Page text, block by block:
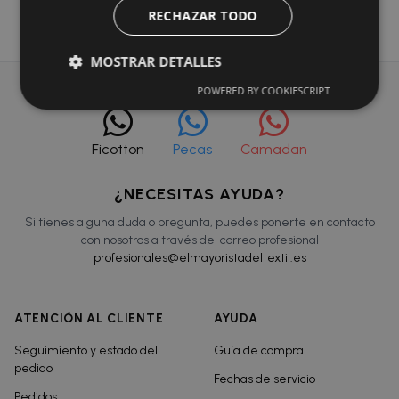
Ficotton Pecas Camadan
¿NECESITAS AYUDA?
Si tienes alguna duda o pregunta, puedes ponerte en contacto
con nosotros a través del correo profesional
profesionales@elmayoristadeltextil.es
ATENCIÓN AL CLIENTE
Seguimiento y estado del
pedido
AYUDA
Guía de compra
Fechas de servicio
RECHAZAR TODO
MOSTRAR DETALLES
POWERED BY COOKIESCRIPT